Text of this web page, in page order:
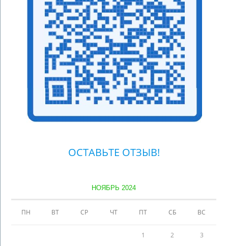
ОСТАВЬТЕ ОТЗЫВ!
НОЯБРЬ 2024
ПН ВТ СР ЧТ ПТ СБ ВС
1 2 3